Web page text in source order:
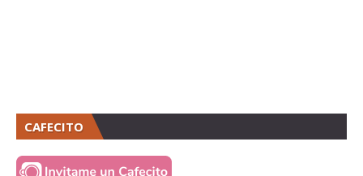
CAFECITO